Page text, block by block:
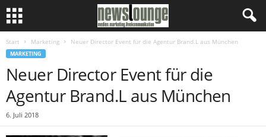
Start Marketing Neuer Director Event für die Agentur Brand.L aus München
MARKETING
Neuer Director Event für die
Agentur Brand.L aus München
6. Juli 2018